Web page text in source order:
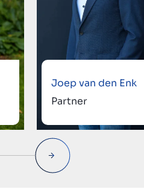
Joep van den Enk
Partner